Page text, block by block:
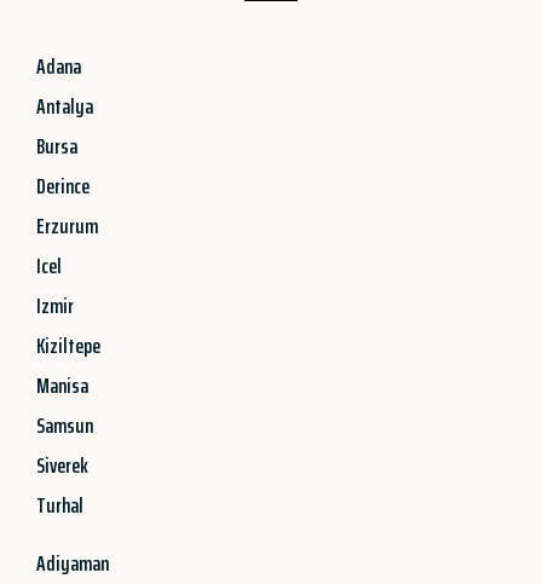
Adana
Antalya
Bursa
Derince
Erzurum
Icel
Izmir
Kiziltepe
Manisa
Samsun
Siverek
Turhal
Adiyaman